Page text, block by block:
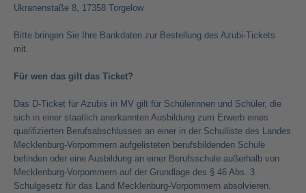
Ukranenstaße 8, 17358 Torgelow
Bitte bringen Sie Ihre Bankdaten zur Bestellung des Azubi-Tickets
mit.
Für wen das gilt das Ticket?
Das D-Ticket für Azubis in MV gilt für Schülerinnen und Schüler, die
sich in einer staatlich anerkannten Ausbildung zum Erwerb eines
qualifizierten Berufsabschlusses an einer in der Schulliste des Landes
Mecklenburg-Vorpommern aufgelisteten berufsbildenden Schule
befinden oder eine Ausbildung an einer Berufsschule außerhalb von
Mecklenburg-Vorpommern auf der Grundlage des § 46 Abs. 3
Schulgesetz für das Land Mecklenburg-Vorpommern absolvieren.